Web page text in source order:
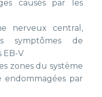
causés par les
nerveux central,
symptômes de
EB-V
zones du système
par